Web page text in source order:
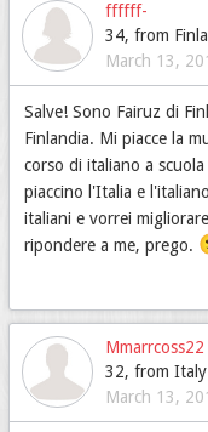
ffffff-
34, from
March 13,
Salve! Sono Fairuz di
Finlandia. Mi piacce la
corso di italiano a
piaccino l'Italia e
italiani e vorrei
ripondere a me, prego.
Mmarrcoss22
32, from Italy
March 13,